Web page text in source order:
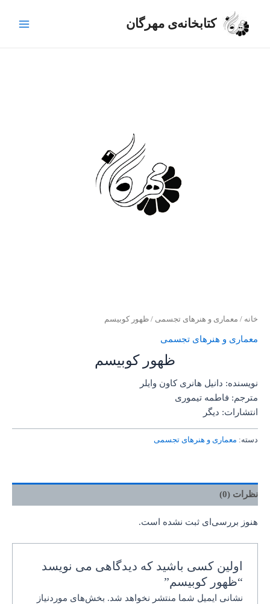
کتابخانه‌ی مهرگان
خانه / معماری و هنرهای تجسمی / ظهور کوبیسم
معماری و هنرهای تجسمی
ظهور کوبیسم
نویسنده: دانیل هانری کاون وایلر
مترجم: فاطمه تیموری
انتشارات: دیگر
دسته: معماری و هنرهای تجسمی
نظرات (0)
هنوز بررسی‌ای ثبت نشده است.
اولین کسی باشید که دیدگاهی می نویسد
“ظهور کوبیسم”
نشانی ایمیل شما منتشر نخواهد شد. بخش‌های موردنیاز